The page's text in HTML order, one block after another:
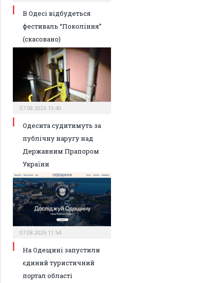
В Одесі відбудеться
фестиваль “Покоління”
(скасовано)
07.08.2026 13:40
Одесита судитимуть за
публічну наругу над
Державним Прапором
України
07.08.2026 11:54
На Одещині запустили
єдиний туристичний
портал області